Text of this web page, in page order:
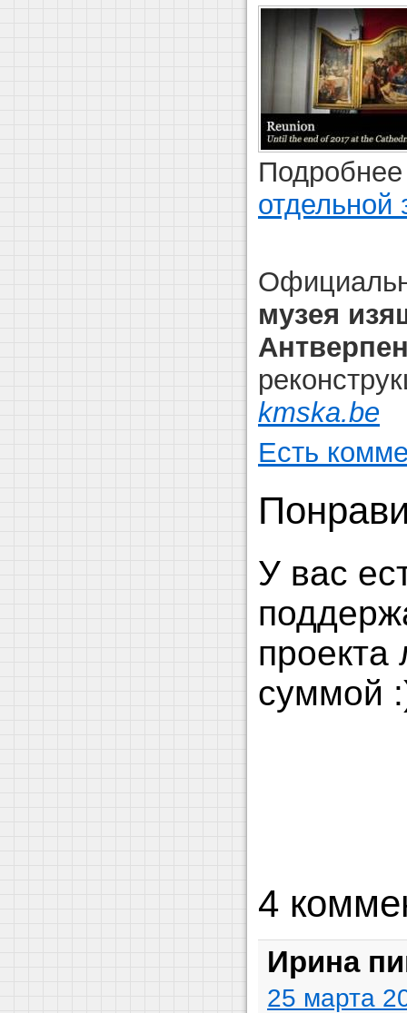
отдельной
музея
kmska.be
Есть
У вас
суммой
4
Ирина
25 марта